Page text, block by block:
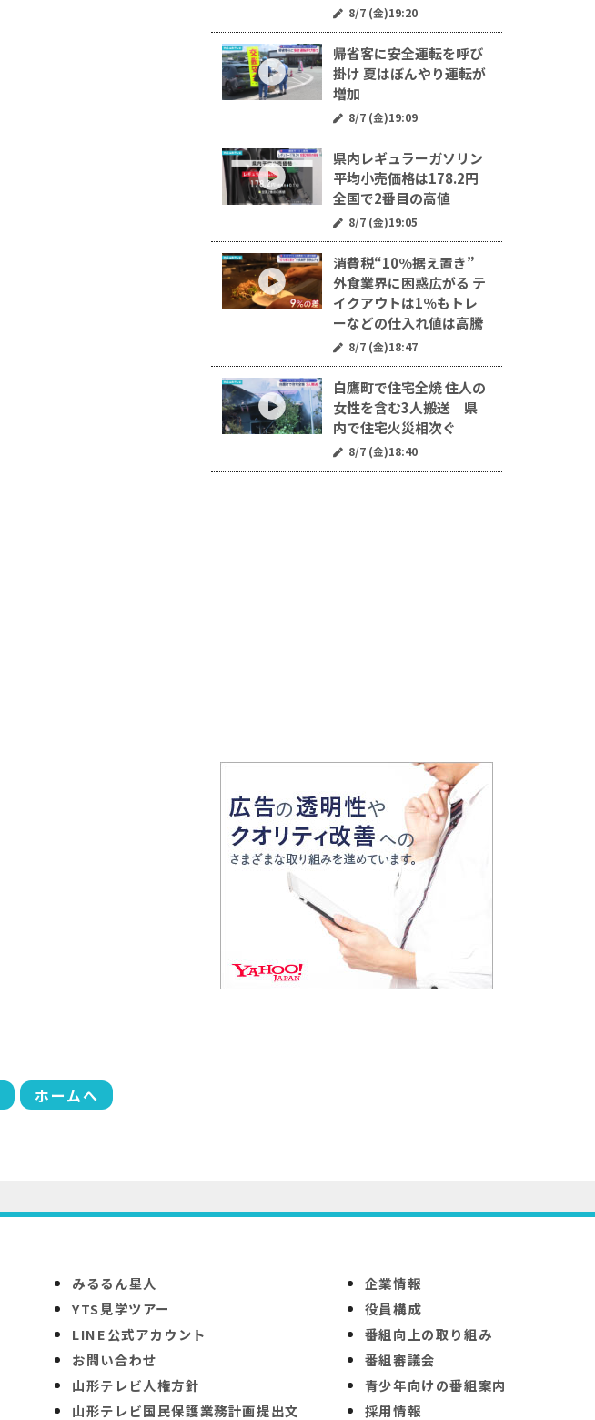
8/7 (金)19:20
帰省客に安全運転を呼び
掛け 夏はぼんやり運転が
増加
8/7 (金)19:09
県内レギュラーガソリン
平均小売価格は178.2円
全国で2番目の高値
8/7 (金)19:05
消費税“10％据え置き”
外食業界に困惑広がる テ
イクアウトは1％もトレ
ーなどの仕入れ値は高騰
8/7 (金)18:47
白鷹町で住宅全焼 住人の
女性を含む3人搬送 県
内で住宅火災相次ぐ
8/7 (金)18:40
ホームへ
みるるん星人
YTS見学ツアー
LINE公式アカウント
お問い合わせ
山形テレビ人権方針
山形テレビ国民保護業務計画提出文
企業情報
役員構成
番組向上の取り組み
番組審議会
青少年向けの番組案内
採用情報